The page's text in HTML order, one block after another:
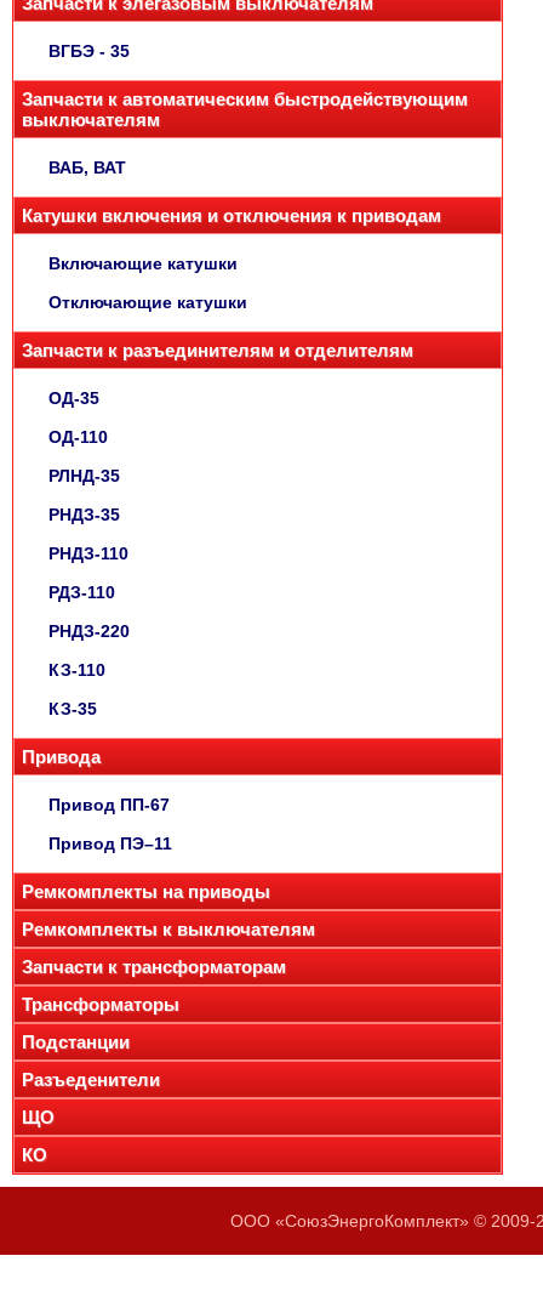
ВГБЭ - 35
Запчасти к автоматическим быстродействующим
выключателям
ВАБ, ВАТ
Катушки включения и отключения к приводам
Включающие катушки
Отключающие катушки
Запчасти к разъединителям и отделителям
ОД-35
ОД-110
РЛНД-35
РНДЗ-35
РНДЗ-110
РДЗ-110
РНДЗ-220
КЗ-110
КЗ-35
Привода
Привод ПП-67
Привод ПЭ–11
Ремкомплекты на приводы
Ремкомплекты к выключателям
Запчасти к трансформаторам
Трансформаторы
Подстанции
Разъеденители
ЩО
КО
ООО «СоюзЭнергоКомплект» © 2009-